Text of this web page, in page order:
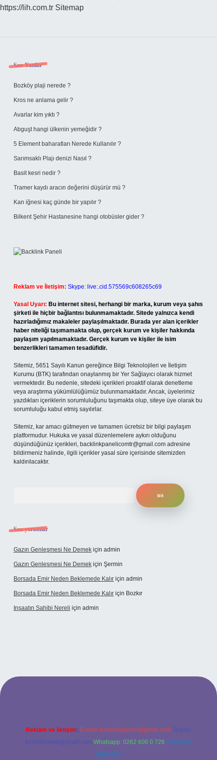
https://lih.com.tr Sitemap
Sidebar
Son Yazılar
Bozköy plaji nerede ?
Kros ne anlama gelir ?
Avarlar kim yıktı ?
Abguşt hangi ülkenin yemeğidir ?
5 Element baharatları Nerede Kullanılır ?
Sarımsaklı Plajı denizi Nasıl ?
Basit kesri nedir ?
Tramer kaydı aracın değerini düşürür mü ?
Kan iğnesi kaç günde bir yapılır ?
Bilkent Şehir Hastanesine hangi otobüsler gider ?
Reklam ve İletişim: Skype: live:.cid.575569c608265c69
Yasal Uyarı: Bu internet sitesi, herhangi bir marka, kurum veya şahıs
şirketi ile hiçbir bağlantısı bulunmamaktadır. Sitede yalnızca kendi
hazırladığımız makaleler paylaşılmaktadır. Burada yer alan içerikler
haber niteliği taşımamakta olup, gerçek kurum ve kişiler hakkında
paylaşım yapılmamaktadır. Gerçek kurum ve kişiler ile isim
benzerlikleri tamamen tesadüfidir.
Sitemiz, 5651 Sayılı Kanun gereğince Bilgi Teknolojileri ve İletişim
Kurumu (BTK) tarafından onaylanmış bir Yer Sağlayıcı olarak hizmet
vermektedir. Bu nedenle, sitedeki içerikleri proaktif olarak denetleme
veya araştırma yükümlülüğümüz bulunmamaktadır. Ancak, üyelerimiz
yazdıkları içeriklerin sorumluluğunu taşımakta olup, siteye üye olarak bu
sorumluluğu kabul etmiş sayılırlar.
Sitemiz, kar amacı gütmeyen ve tamamen ücretsiz bir bilgi paylaşım
platformudur. Hukuka ve yasal düzenlemelere aykırı olduğunu
düşündüğünüz içerikleri, backlinkpanelicomtr@gmail.com adresine
bildirmeniz halinde, ilgili içerikler yasal süre içerisinde sitemizden
kaldırılacaktır.
Son yorumlar
Gazın Genleşmesi Ne Demek için admin
Gazın Genleşmesi Ne Demek için Şermin
Borsada Emir Neden Beklemede Kalır için admin
Borsada Emir Neden Beklemede Kalır için Bozkır
Inşaatın Sahibi Nereli için admin
Reklam ve İletişim: E-mail: backlinkpaneli@gmail.com Teams:
forumhizmeti@gmail.com Whatsapp: 0262 606 0 726 Telegram:
@karabul